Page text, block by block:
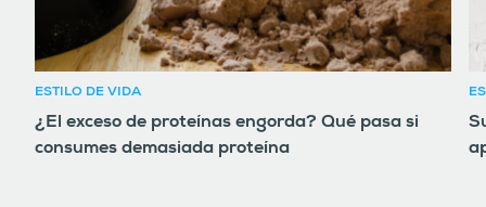
ESTILO DE VIDA
¿El exceso de proteínas engorda? Qué pasa si
consumes demasiada proteína